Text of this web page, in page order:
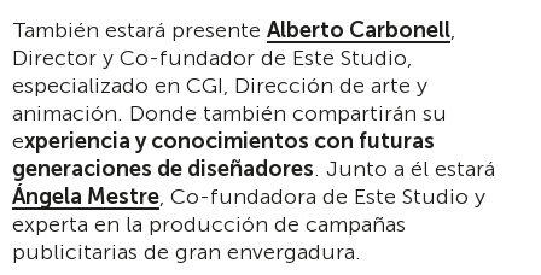
También estará presente Alberto Carbonell,
Director y Co-fundador de Este Studio,
especializado en CGI, Dirección de arte y
animación. Donde también compartirán su
experiencia y conocimientos con futuras
generaciones de diseñadores. Junto a él estará
Ángela Mestre, Co-fundadora de Este Studio y
experta en la producción de campañas
publicitarias de gran envergadura.